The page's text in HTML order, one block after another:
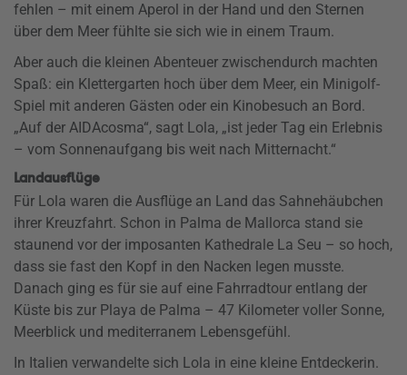
fehlen – mit einem Aperol in der Hand und den Sternen
über dem Meer fühlte sie sich wie in einem Traum.
Aber auch die kleinen Abenteuer zwischendurch machten
Spaß: ein Klettergarten hoch über dem Meer, ein Minigolf-
Spiel mit anderen Gästen oder ein Kinobesuch an Bord.
„Auf der AIDAcosma“, sagt Lola, „ist jeder Tag ein Erlebnis
– vom Sonnenaufgang bis weit nach Mitternacht.“
Landausflüge
Für Lola waren die Ausflüge an Land das Sahnehäubchen
ihrer Kreuzfahrt. Schon in Palma de Mallorca stand sie
staunend vor der imposanten Kathedrale La Seu – so hoch,
dass sie fast den Kopf in den Nacken legen musste.
Danach ging es für sie auf eine Fahrradtour entlang der
Küste bis zur Playa de Palma – 47 Kilometer voller Sonne,
Meerblick und mediterranem Lebensgefühl.
In Italien verwandelte sich Lola in eine kleine Entdeckerin.